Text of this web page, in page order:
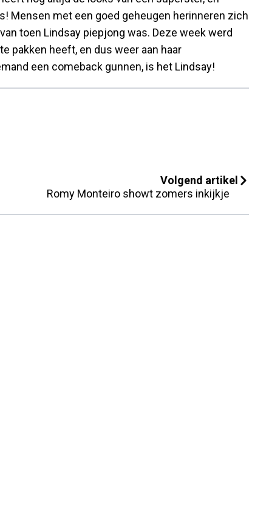
Mensen met een goed geheugen herinneren zich
toen Lindsay piepjong was. Deze week werd
pakken heeft, en dus weer aan haar
een comeback gunnen, is het Lindsay!
Volgend artikel
Romy Monteiro showt zomers inkijkje